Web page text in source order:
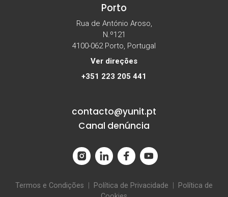
Porto
Rua de António Aroso,
N.º121
4100-062 Porto, Portugal
Ver direções
+351 223 205 441
contacto@yunit.pt
Canal denúncia
Termos e Condições Política de Privacidade
Política de